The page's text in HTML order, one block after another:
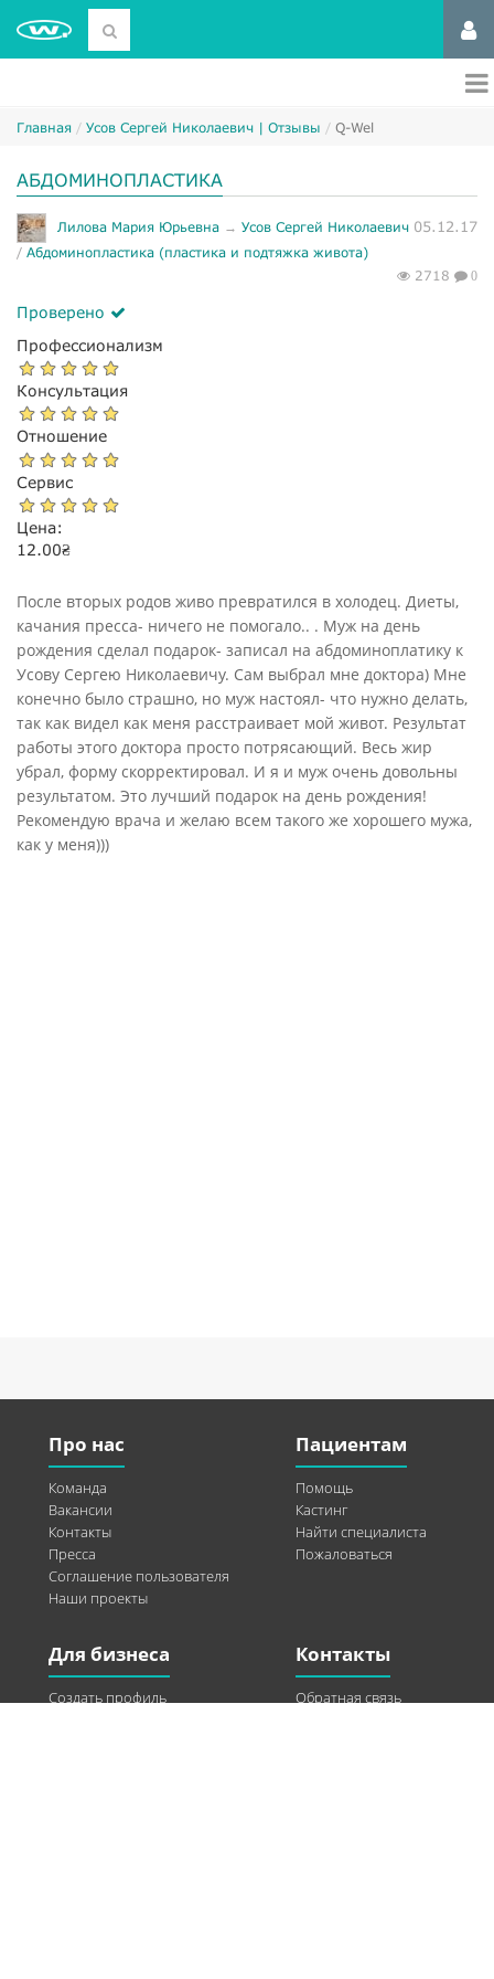
Главная Усов Сергей Николаевич | Отзывы Q-Wel
АБДОМИНОПЛАСТИКА
Лилова Мария Юрьевна → Усов Сергей Николаевич 05.12.17
/ Абдоминопластика (пластика и подтяжка живота)
2718
0
Проверено
Профессионализм
Консультация
Отношение
Сервис
Цена:
12.00₴
После вторых родов живо превратился в холодец. Диеты,
качания пресса- ничего не помогало.. . Муж на день
рождения сделал подарок- записал на абдоминоплатику к
Усову Сергею Николаевичу. Сам выбрал мне доктора) Мне
конечно было страшно, но муж настоял- что нужно делать,
так как видел как меня расстраивает мой живот. Результат
работы этого доктора просто потрясающий. Весь жир
убрал, форму скорректировал. И я и муж очень довольны
результатом. Это лучший подарок на день рождения!
Рекомендую врача и желаю всем такого же хорошего мужа,
как у меня)))
Про нас
Команда
Вакансии
Контакты
Пресса
Соглашение пользователя
Наши проекты
Пациентам
Помощь
Кастинг
Найти специалиста
Пожаловаться
Для бизнеса
Создать профиль
Контакты
Обратная связь